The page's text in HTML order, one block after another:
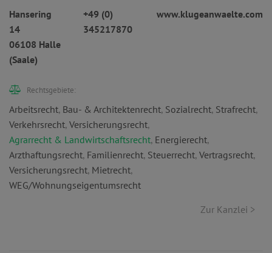
Hansering
14
06108 Halle
(Saale)
+49 (0)
345217870
www.klugeanwaelte.com
Rechtsgebiete:
Arbeitsrecht, Bau- & Architektenrecht, Sozialrecht, Strafrecht,
Verkehrsrecht, Versicherungsrecht,
Agrarrecht & Landwirtschaftsrecht, Energierecht,
Arzthaftungsrecht, Familienrecht, Steuerrecht, Vertragsrecht,
Versicherungsrecht, Mietrecht,
WEG/Wohnungseigentumsrecht
Zur Kanzlei >